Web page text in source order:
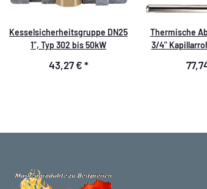
Kesselsicherheitsgruppe DN25
1", Typ 302 bis 50kW
43,27 € *
Thermische
3/4"